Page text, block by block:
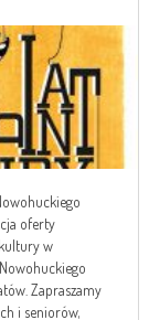
oferty
w
Zapraszamy
i seniorów,